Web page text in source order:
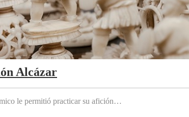
Alcázar
le permitió practicar su afición…